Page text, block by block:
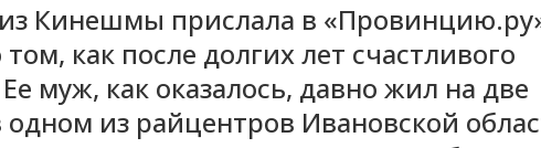
Кинешмы прислала в
как после долгих лет счастливого
муж, как оказалось, давно жил на две
из райцентров Ивановской